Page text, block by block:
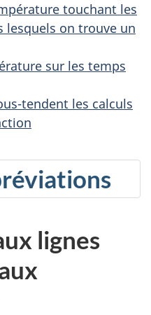
touchant les
lesquels on trouve un
sur les temps
tendent les calculs
lignes